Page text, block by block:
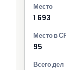
1 693
95